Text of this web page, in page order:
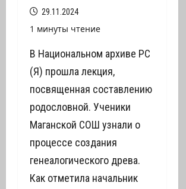
29.11.2024
1 минуты чтение
В Национальном архиве РС
(Я) прошла лекция,
посвященная составлению
родословной. Ученики
Маганской СОШ узнали о
процессе создания
генеалогического древа.
Как отметила начальник